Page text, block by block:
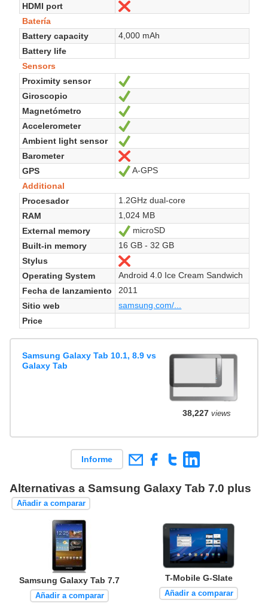
HDMI port
No
Batería
Battery capacity
4,000 mAh
Battery life
Sensors
Proximity sensor
Sí
Giroscopio
Magnetómetro
Sí
Accelerometer
Ambient light sensor
Sí
Barometer
No
GPS
Sí
A-GPS
Additional
Procesador
1.2GHz dual-core
RAM
1,024 MB
External memory
Sí
microSD
Built-in memory
16 GB - 32 GB
Stylus
No
Operating System
Android 4.0 Ice Cream Sandwich
Fecha de lanzamiento
2011
Sitio web
samsung.com/...
Price
Samsung Galaxy Tab 10.1, 8.9 vs
Galaxy Tab
38,227views
Informe
Alternativas a Samsung Galaxy Tab 7.0 plus
Añadir a comparar
Samsung Galaxy Tab 7.7
Añadir a comparar
T-Mobile G-Slate
Añadir a comparar